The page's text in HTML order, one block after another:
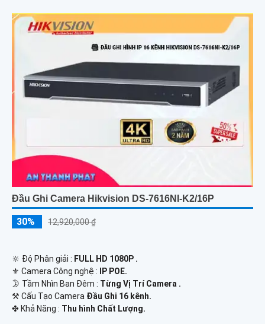
Đầu Ghi Camera Hikvision DS-7616NI-K2/16P
30% 12,920,000 ₫
🔆 Độ Phân giải : FULL HD 1080P .
⚜️ Camera Công nghệ :
IP POE.
🌛 Tầm Nhìn Ban Đêm : Từng Vị Trí Camera .
⚒ Cấu Tạo Camera Đầu Ghi 16 kênh.
️✤ Khả Năng : Thu hình Chất Lượng.